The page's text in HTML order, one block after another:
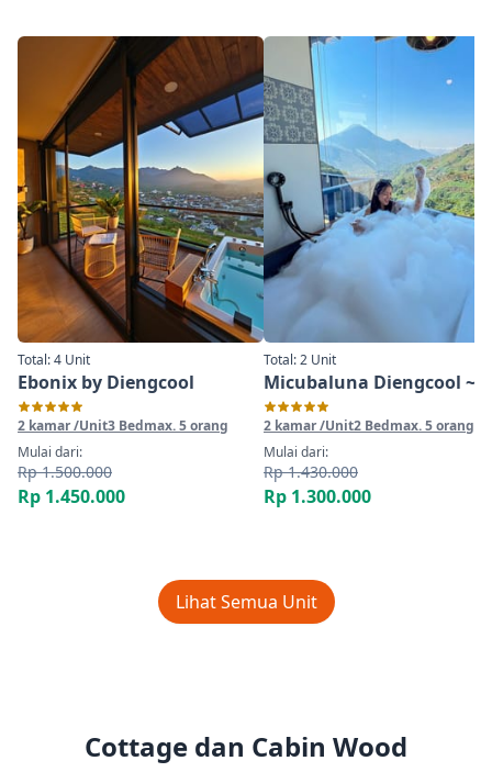
Total: 4 Unit
Ebonix by Diengcool
2 kamar /Unit3 Bedmax. 5 orang
Mulai dari:
Rp 1.500.000
Rp 1.450.000
Total: 2 Unit
2 kamar /Unit2 Bedmax. 5 orang
Mulai dari:
Rp 1.430.000
Rp 1.300.000
Lihat Semua Unit
Cottage dan Cabin Wood